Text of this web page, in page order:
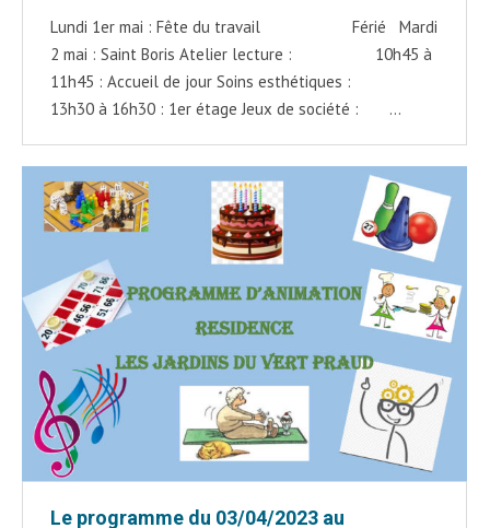
Lundi 1er mai : Fête du travail Férié Mardi
2 mai : Saint Boris Atelier lecture : 10h45 à
11h45 : Accueil de jour Soins esthétiques :
13h30 à 16h30 : 1er étage Jeux de société : …
Le programme du 03/04/2023 au